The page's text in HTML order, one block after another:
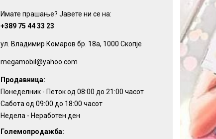
Имате прашање? Јавете ни се на:
+389 75 44 33 23
ул. Владимир Комаров бр. 18а, 1000 Скопје
megamobil@yahoo.com
Продавница:
Понеделник - Петок од 08:00 до 21:00 часот
Сабота од 09:00 до 18:00 часот
Недела - Неработен ден
Големопродажба: